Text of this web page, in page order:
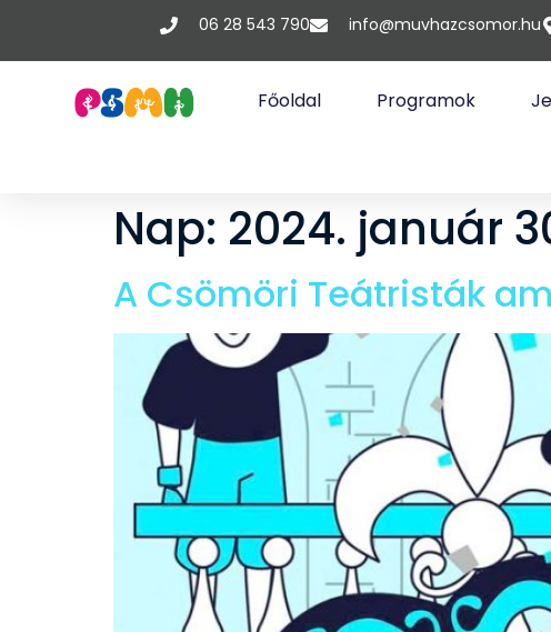
06 28 543 790 info@muvhazcsomor.hu
Főoldal Programok
Nap: 2024. január
A Csömöri Teátristák